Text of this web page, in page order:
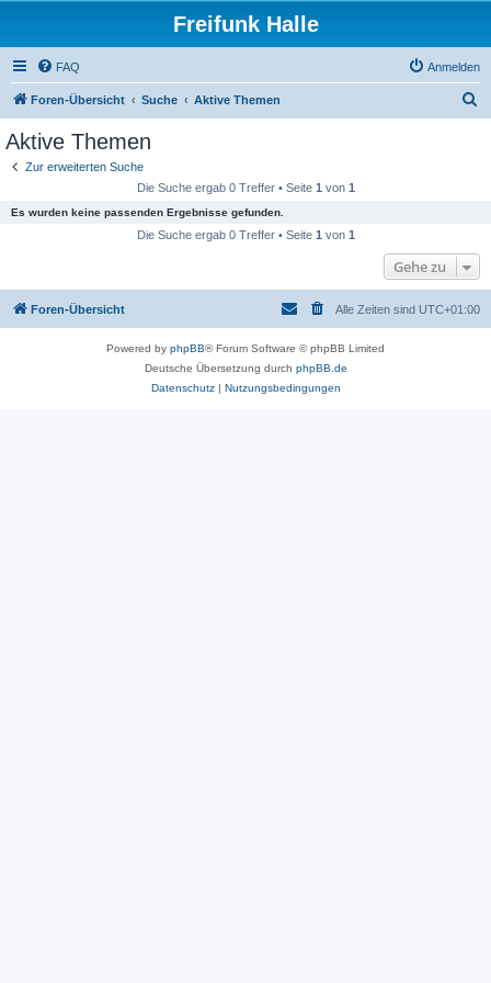
Freifunk Halle
FAQ Anmelden
Foren-Übersicht Suche Aktive Themen
Aktive Themen
Zur erweiterten Suche
Die Suche ergab 0 Treffer • Seite 1 von 1
Es wurden keine passenden Ergebnisse gefunden.
Die Suche ergab 0 Treffer • Seite 1 von 1
Gehe zu
Foren-Übersicht Alle Zeiten sind UTC+01:00
Powered by phpBB® Forum Software © phpBB Limited
Deutsche Übersetzung durch phpBB.de
Datenschutz| Nutzungsbedingungen